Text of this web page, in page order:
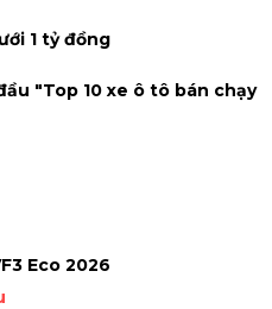
1 tỷ đồng
"Top 10 xe ô tô bán chạy
Eco 2026